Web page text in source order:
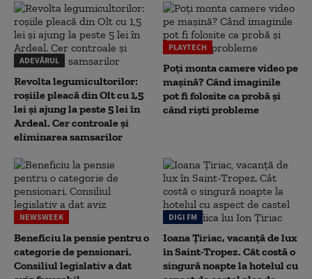
ADEVĂRUL
Revolta legumicultorilor:
roșiile pleacă din Olt cu 1,5
lei și ajung la peste 5 lei în
Ardeal. Cer controale și
eliminarea samsarilor
PLAYTECH
Poți monta camere video pe
mașină? Când imaginile
pot fi folosite ca probă și
când riști probleme
NEWSWEEK
Beneficiu la pensie pentru o
categorie de pensionari.
Consiliul legislativ a dat
DIGI FM
Ioana Țiriac, vacanță de lux
în Saint-Tropez. Cât costă o
singură noapte la hotelul cu